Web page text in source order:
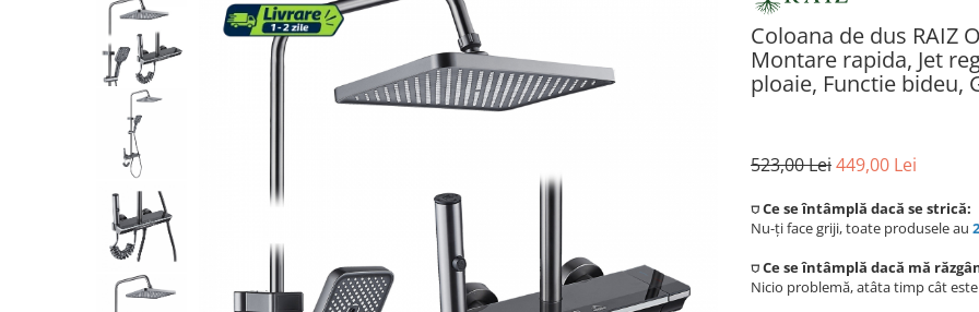
Baterii cada si dus
Baterii bideu si dus igienic
Accesorii baterii
Sisteme de dus
Coloane de dus
Seturi de dus
Coloana de dus RAIZ
Montare rapida, Jet
ploaie, Functie bideu,
523,00 Lei449,00 Lei
⛉ Ce se întâmplă dacă se strică:
Nu-ți face griji, toate produsele au
⛉ Ce se întâmplă dacă mă
Nicio problemă, atâta timp cât